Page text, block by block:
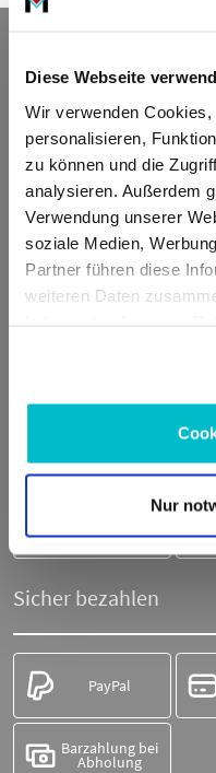
Diese Webseite
Wir verwenden
personalisieren,
zu können und die
analysieren. Außerdem
Verwendung unserer
soziale Medien,
Partner führen diese
weiteren Daten
Nur
ADDED VALUE Unlimited
Fritz-Müller-Str. 100
73730 Esslingen am Neckar
Deutschland
E-Mail:info@moto100.de
Mo-Fr 7:30-12:00 Uhr &
Verschlüsselung
Sicher bezahlen
PayPal
Barzahlung bei
Abholung